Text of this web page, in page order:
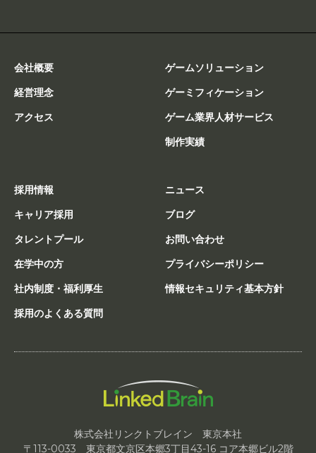
会社概要
経営理念
アクセス
ゲームソリューション
ゲーミフィケーション
ゲーム業界人材サービス
制作実績
採用情報
キャリア採用
タレントプール
在学中の方
社内制度・福利厚生
採用のよくある質問
ニュース
ブログ
お問い合わせ
プライバシーポリシー
情報セキュリティ基本方針
株式会社リンクトブレイン 東京本社
〒113-0033 東京都文京区本郷3丁目43-16 コア本郷ビル2階